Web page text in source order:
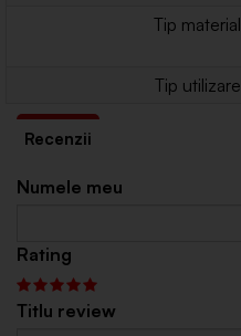
Tip material
Tip utilizare
Numele meu
Rating
Titlu review